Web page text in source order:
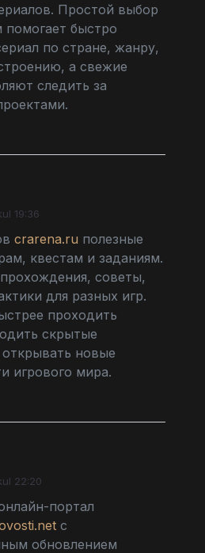
Простой выбор
помогает быстро
по стране, жанру,
а свежие
следить за
19:36
crarena.ru полезные
квестам и заданиям.
советы,
для разных игр.
проходить
скрытые
новые
игрового мира.
22:20
портал
с
обновлением